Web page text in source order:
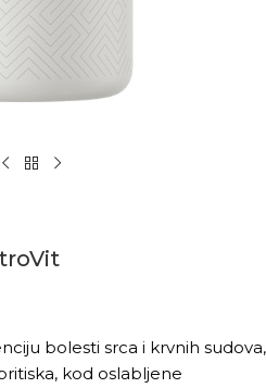
bolesti srca i krvnih sudova,
kod oslabljene